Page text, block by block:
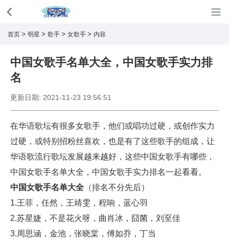
首页 > 明星 > 歌手 > 女歌手 > 内容
中国女歌手名单大全，中国女歌手实力排
名
更新日期: 2021-11-23 19:56:51
在华语歌坛有很多女歌手，他们或唱功过硬，或创作实力
过硬，或特别招粉丝喜欢，也是有了这些歌手的组成，让
华语歌流行歌坛发展越来越好，这些中国女歌手有哪些，
中国女歌手名单大全，中国女歌手实力排名一起看看。
中国女歌手名单大全 （排名不分先后）
1.王菲，任然，王靖雯，程响，蓝心羽
2.苏星婕，不是花火呀，曲肖冰，囧菌，刘至佳
3.周思涵，金池，张晓棠，傅如乔，丁当